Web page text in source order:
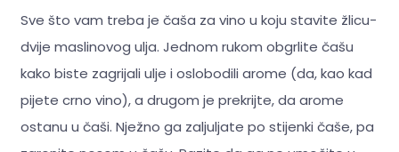
Sve što vam treba je čaša za vino u koju stavite žlicu-
dvije maslinovog ulja. Jednom rukom obgrlite čašu
kako biste zagrijali ulje i oslobodili arome (da, kao kad
pijete crno vino), a drugom je prekrijte, da arome
ostanu u čaši. Nježno ga zaljuljate po stijenki čaše, pa